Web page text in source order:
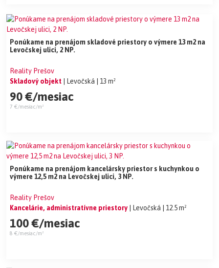
Ponúkame na prenájom skladové priestory o výmere 13 m2 na
Levočskej ulici, 2 NP.
Reality Prešov
Skladový objekt | Levočská | 13 m²
90 €/mesiac
7 €/mesiac/m²
Ponúkame na prenájom kancelársky priestor s kuchynkou o
výmere 12,5 m2 na Levočskej ulici, 3 NP.
Reality Prešov
Kancelárie, administratívne priestory
| Levočská | 12.5 m²
100 €/mesiac
8 €/mesiac/m²